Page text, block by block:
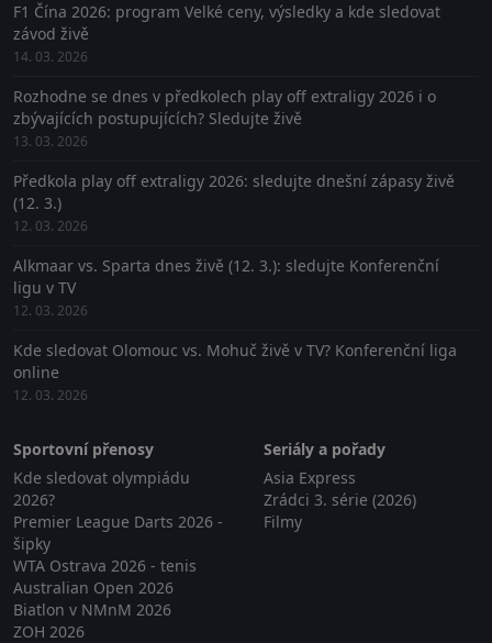
F1 Čína 2026: program Velké ceny, výsledky a kde sledovat
závod živě
14. 03. 2026
Rozhodne se dnes v předkolech play off extraligy 2026 i o
zbývajících postupujících? Sledujte živě
13. 03. 2026
Předkola play off extraligy 2026: sledujte dnešní zápasy živě
(12. 3.)
12. 03. 2026
Alkmaar vs. Sparta dnes živě (12. 3.): sledujte Konferenční
ligu v TV
12. 03. 2026
Kde sledovat Olomouc vs. Mohuč živě v TV? Konferenční liga
online
12. 03. 2026
Sportovní přenosy
Kde sledovat olympiádu
2026?
Premier League Darts 2026 -
šipky
WTA Ostrava 2026 - tenis
Australian Open 2026
Biatlon v NMnM 2026
ZOH 2026
Seriály a pořady
Asia Express
Zrádci 3. série (2026)
Filmy